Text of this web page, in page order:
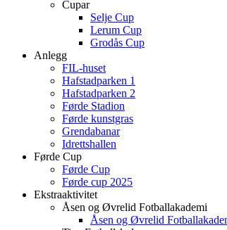
Cupar
Selje Cup
Lerum Cup
Grodås Cup
Anlegg
FIL-huset
Hafstadparken 1
Hafstadparken 2
Førde Stadion
Førde kunstgras
Grendabanar
Idrettshallen
Førde Cup
Førde Cup
Førde cup 2025
Ekstraaktivitet
Åsen og Øvrelid Fotballakademi
Åsen og Øvrelid